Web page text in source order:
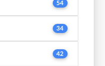
54
34
42